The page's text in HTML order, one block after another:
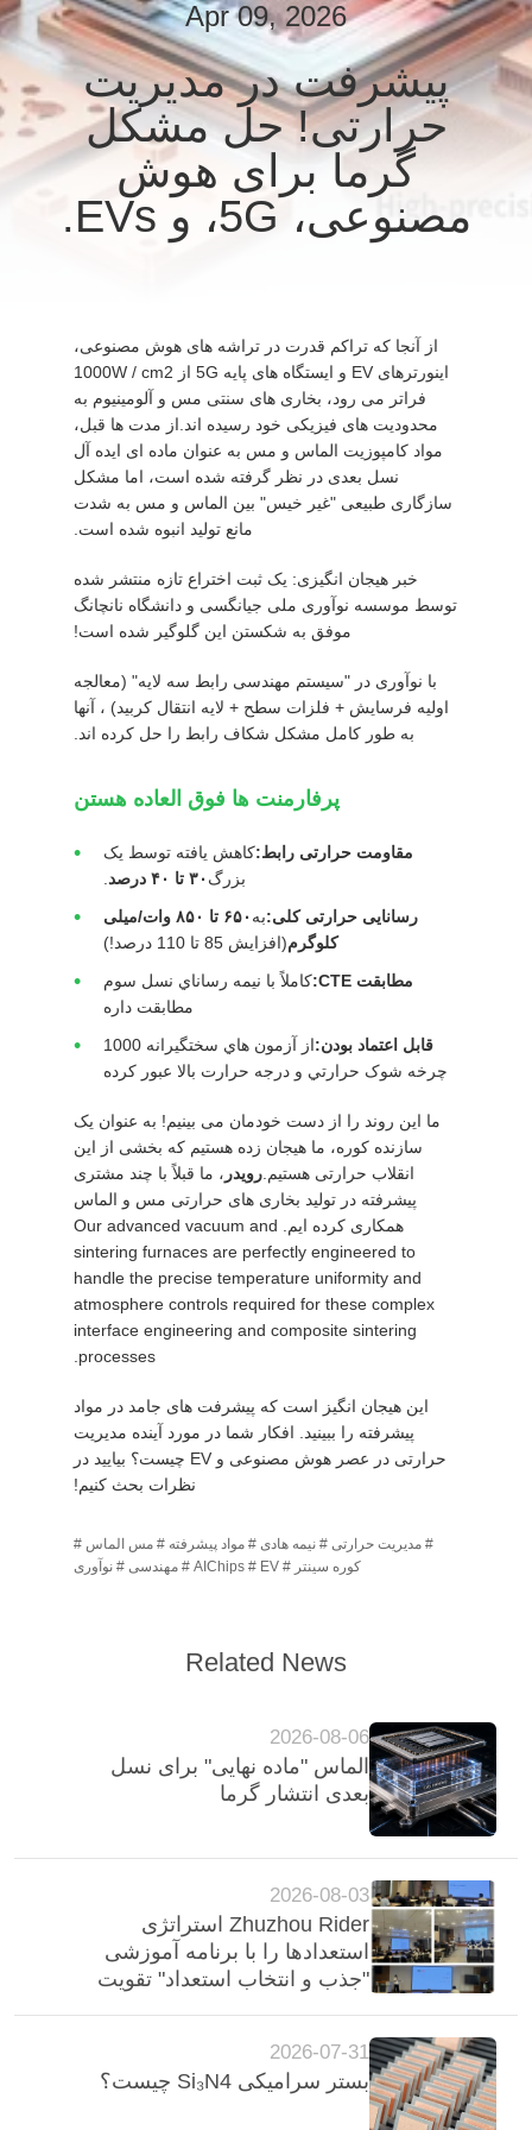
کیفیت
با
بگیرید
نقل قول
سیاست
Apr 09, 2026
پیشرفت در مدیریت
حرارتی! حل مشکل
گرما برای هوش
مصنوعی، 5G، و EVs.
از آنجا که تراکم قدرت در تراشه های هوش مصنوعی،
اینورترهای EV و ایستگاه های پایه 5G از 1000W / cm2
فراتر می رود، بخاری های سنتی مس و آلومینیوم به
محدودیت های فیزیکی خود رسیده اند.از مدت ها قبل،
مواد کامپوزیت الماس و مس به عنوان ماده ای ایده آل
نسل بعدی در نظر گرفته شده است، اما مشکل
سازگاری طبیعی "غیر خیس" بین الماس و مس به شدت
مانع تولید انبوه شده است.
خبر هیجان انگیزی: یک ثبت اختراع تازه منتشر شده
توسط موسسه نوآوری ملی جیانگسی و دانشگاه نانچانگ
موفق به شکستن این گلوگیر شده است!
با نوآوری در "سیستم مهندسی رابط سه لایه" (معالجه
اولیه فرسایش + فلزات سطح + لایه انتقال کربید) ، آنها
به طور کامل مشکل شکاف رابط را حل کرده اند.
پرفارمنت ها فوق العاده هستن
مقاومت حرارتی رابط:کاهش یافته توسط یک
بزرگ ۳۰ تا ۴۰ درصد
.
رسانایی حرارتی کلی:به
۶۵۰ تا ۸۵۰ وات/میلی
کلوگرم(افزایش 85 تا 110 درصد!)
مطابقت CTE:
کاملاً با نيمه رساناي نسل سوم
مطابقت داره
قابل اعتماد بودن:
از آزمون هاي سختگیرانه 1000
چرخه شوک حرارتي و درجه حرارت بالا عبور کرده
ما این روند را از دست خودمان می بینیم! به عنوان یک
سازنده کوره، ما هیجان زده هستیم که بخشی از این
انقلاب حرارتی هستیم.رويدر ، ما قبلاً با چند مشتری
پیشرفته در تولید بخاری های حرارتی مس و الماس
همکاری کرده ایم. Our advanced vacuum and
sintering furnaces are perfectly engineered to
handle the precise temperature uniformity and
atmosphere controls required for these complex
interface engineering and composite sintering
processes.
این هیجان انگیز است که پیشرفت های جامد در مواد
پیشرفته را ببینید. افکار شما در مورد آینده مدیریت
حرارتی در عصر هوش مصنوعی و EV چیست؟ بیایید در
نظرات بحث کنیم!
# مدیریت حرارتی # نیمه هادی # مواد پیشرفته # مس الماس #
کوره سینتر # AIChips # EV # مهندسی # نوآوری
Related News
2026-08-06
الماس "ماده نهایی" برای نسل
بعدی انتشار گرما
2026-08-03
Zhuzhou Rider استراتژی
استعدادها را با برنامه آموزشی
"جذب و انتخاب استعداد" تقویت
2026-07-31
بستر سرامیکی Si₃N4 چیست؟